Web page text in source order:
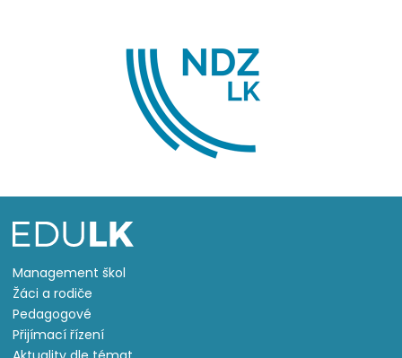
Management škol
Žáci a rodiče
Pedagogové
Přijímací řízení